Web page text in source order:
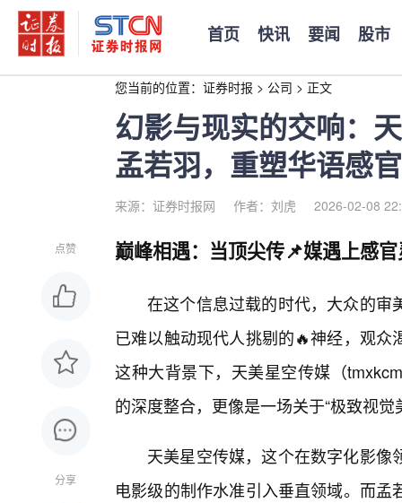
首页 快讯 要闻 股市
您当前的位置： 证券时报 > 公司 > 正文
幻影与现实的交响：
孟若羽，重塑华语感
来源：证券时报网 作者：刘虎 2026-02-08
点赞
分享
巅峰相遇：当顶尖传📌媒遇上感
在这个信息过载的时代，大众的审
已难以触动现代人挑剔的🔥神经，观
这种大背景下，天美星空传媒（
的深度整合，更像是一场关于“极致视觉
天美星空传媒，这个在数字化影
电影级的制作水准引入垂直领域。而